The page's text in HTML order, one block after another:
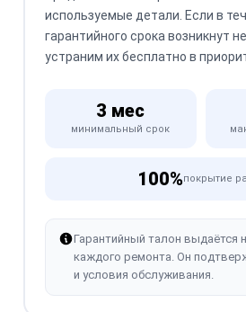
используемые детали. Если в
гарантийного срока возникнут
устраним их бесплатно в
3 мес
минимальный срок
100%покрытие
Гарантийный талон выдаётся
каждого ремонта. Он
и условия обслуживания.